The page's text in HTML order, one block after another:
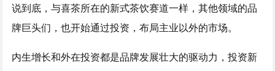
说到底，与喜茶所在的新式茶饮赛道一样，其他领域的品
牌巨头们，也开始通过投资，布局主业以外的市场。
内生增长和外在投资都是品牌发展壮大的驱动力，投资新